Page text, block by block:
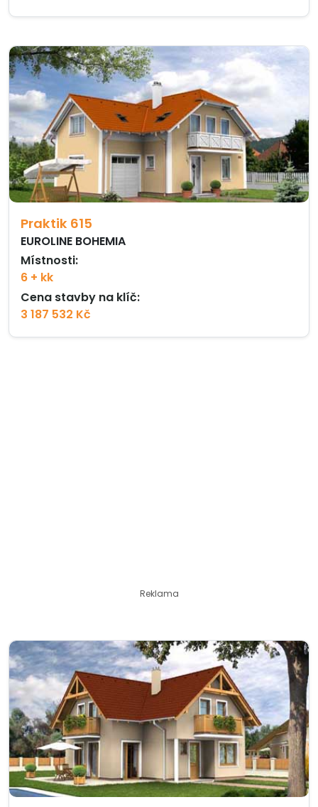
Praktik 615
EUROLINE BOHEMIA
Místnosti:
6 + kk
Cena stavby na klíč:
3 187 532 Kč
Reklama